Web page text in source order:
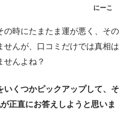
にーこ
の時にたまたま運が悪く、その
せんが、口コミだけでは真相は
せんよね？
いくつかピックアップして、そ
正直にお答えしようと思いま